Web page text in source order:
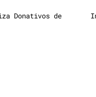
Donativos de